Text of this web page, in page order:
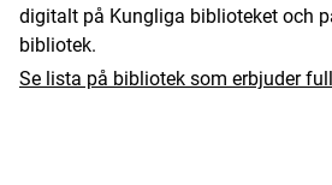
digitalt på Kungliga biblioteket och
bibliotek.
Se lista på bibliotek som erbjuder